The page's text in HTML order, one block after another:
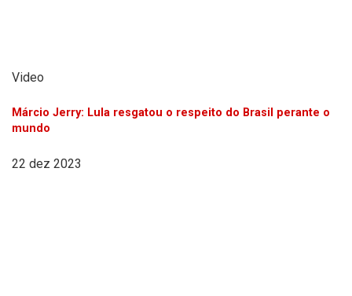
Video
Márcio Jerry: Lula resgatou o respeito do Brasil perante o
mundo
22 dez 2023